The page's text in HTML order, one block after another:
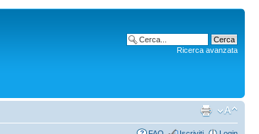
Ricerca avanzata